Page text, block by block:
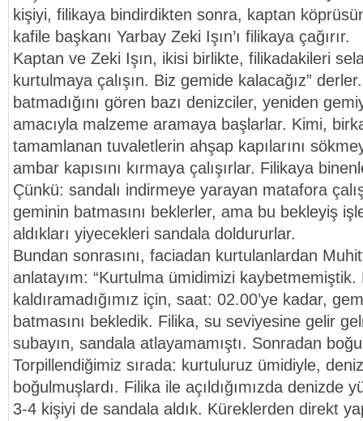
kişiyi, filikaya bindirdikten sonra, kaptan
kafile başkanı Yarbay Zeki Işın’ı filikaya çağırır.
Kaptan ve Zeki Işın, ikisi birlikte, filikadakileri
kurtulmaya çalışın. Biz gemide kalacağız”
batmadığını gören bazı denizciler, yeniden
amacıyla malzeme aramaya başlarlar. Kimi,
tamamlanan tuvaletlerin ahşap kapılarını
ambar kapısını kırmaya çalışırlar. Filikaya
Çünkü: sandalı indirmeye yarayan matafora
geminin batmasını beklerler, ama bu bekleyiş
aldıkları yiyecekleri sandala doldururlar.
Bundan sonrasını, faciadan kurtulanlardan
anlatayım: “Kurtulma ümidimizi kaybetmemiştik.
kaldıramadığımız için, saat: 02.00’ye kadar,
batmasını bekledik. Filika, su seviyesine gelir
subayın, sandala atlayamamıştı. Sonradan
Torpillendiğimiz sırada: kurtuluruz ümidiyle,
boğulmuşlardı. Filika ile açıldığımızda denizde
3-4 kişiyi de sandala aldık. Küreklerden direkt